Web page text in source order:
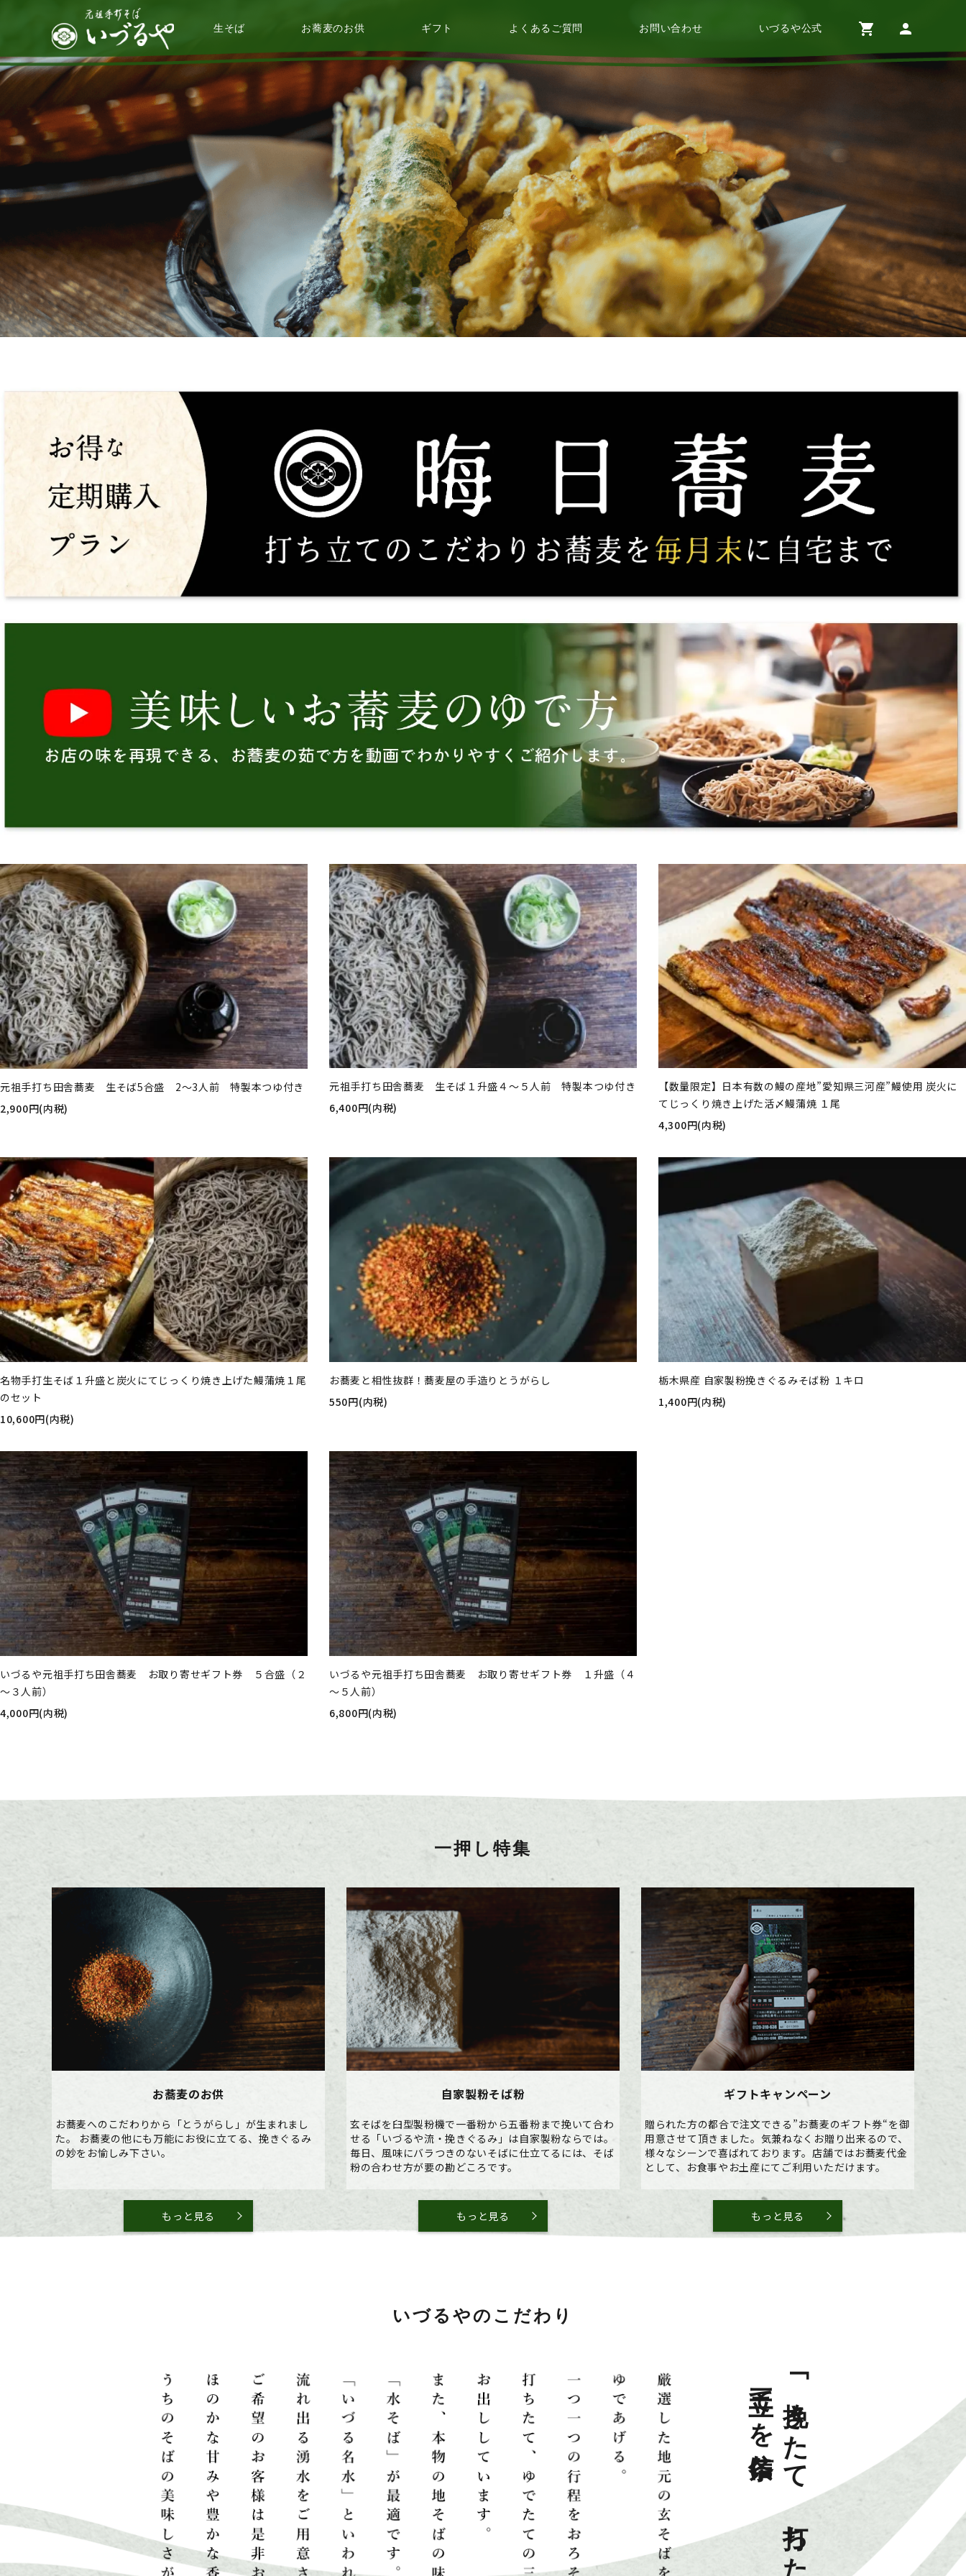
生そば お蕎麦のお供 ギフト よくあるご質問 お問い合わせ いづるや公式 shopping_cart person
元祖手打ち田舎蕎麦 生そば5合盛 2～3人前 特製本つゆ付き
2,900円(内税)
元祖手打ち田舎蕎麦 生そば１升盛４～５人前 特製本つゆ付き
6,400円(内税)
【数量限定】日本有数の鰻の産地”愛知県三河産”鰻使用 炭火に
てじっくり焼き上げた活〆鰻蒲焼 １尾
4,300円(内税)
名物手打生そば１升盛と炭火にてじっくり焼き上げた鰻蒲焼１尾
のセット
10,600円(内税)
お蕎麦と相性抜群！蕎麦屋の手造りとうがらし
550円(内税)
栃木県産 自家製粉挽きぐるみそば粉 １キロ
1,400円(内税)
いづるや元祖手打ち田舎蕎麦 お取り寄せギフト券 ５合盛（２
～３人前）
4,000円(内税)
いづるや元祖手打ち田舎蕎麦 お取り寄せギフト券 １升盛（４
～５人前）
6,800円(内税)
一押し特集
お蕎麦のお供
お蕎麦へのこだわりから「とうがらし」が生まれまし
た。 お蕎麦の他にも万能にお役に立てる、挽きぐるみ
の妙をお愉しみ下さい。
もっと見る
自家製粉そば粉
玄そばを臼型製粉機で一番粉から五番粉まで挽いて合わ
せる「いづるや流・挽きぐるみ」は自家製粉ならでは。
毎日、風味にバラつきのないそばに仕立てるには、そば
粉の合わせ方が要の勘どころです。
もっと見る
ギフトキャンペーン
贈られた方の都合で注文できる”お蕎麦のギフト券“を御
用意させて頂きました。気兼ねなくお贈り出来るので、
様々なシーンで喜ばれております。店舗ではお蕎麦代金
として、お食事やお土産にてご利用いただけます。
もっと見る
いづるやのこだわり
三立てを信条に